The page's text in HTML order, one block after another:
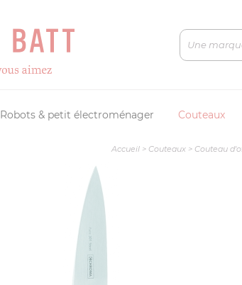
Robots & petit électroménager Couteaux
Accueil> Couteaux> Couteau